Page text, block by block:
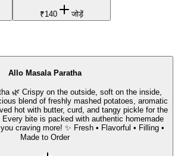
₹140 जोड़ें
Allo Masala Paratha
the inside,
blend of freshly mashed potatoes, aromatic
bite is packed with authentic homemade
✨ Fresh • Flavorful • Filling •
Made to Order